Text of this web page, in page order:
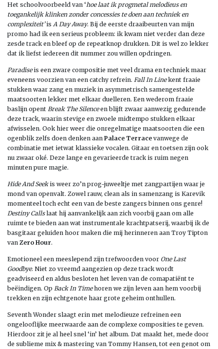
Het schoolvoorbeeld van ‘hoe laat ik progmetal melodieus en
toegankelijk klinken zonder concessies te doen aan techniek en
complexiteit’is A Day Away. Bij de eerste draaibeurten van mijn
promo had ik een serieus probleem: ik kwam niet verder dan deze
zesde track en bleef op de repeatknop drukken. Dit is wel zo lekker
dat ik liefst iedereen dit nummer zou willen opdringen.
Paradiseis een zware compositie met veel drama en techniek maar
eveneens voorzien van een catchy refrein. Fall In Linekent fraaie
stukken waar zang en muziek in asymmetrisch samengestelde
maatsoorten lekker met elkaar duelleren. Een wederom fraaie
baslijn opent Break The Silenceen blijft zwaar aanwezig gedurende
deze track, waarin stevige en zwoele midtempo stukken elkaar
afwisselen. Ook hier weer die onregelmatige maatsoorten die een
ogenblik zelfs doen denken aan Palace Terrace vanwege de
combinatie met ietwat klassieke vocalen. Gitaar en toetsen zijn ook
nu zwaar oké. Deze lange en gevarieerde track is ruim negen
minuten pure magie.
Hide And Seekis weer zo’n prog-juweeltje met zangpartijen waar je
mond van openvalt. Zowel rauw, clean als in samenzang is Karevik
momenteel toch echt een van de beste zangers binnen ons genre!
Destiny Callslaat hij aanvankelijk aan zich voorbij gaan om alle
ruimte te bieden aan wat instrumentale krachtpatserij, waarbij ik de
basgitaar geluiden hoor maken die mij herinneren aan Troy Tipton
van Zero Hour.
Emotioneel een meeslepend zijn trefwoorden voor One Last
Goodbye. Niet zo vreemd aangezien op deze track wordt
geadviseerd en aldus besloten het leven van de comapatiënt te
beëindigen. Op Back In Timehoren we zijn leven aan hem voorbij
trekken en zijn echtgenote haar grote geheim onthullen.
Seventh Wonder slaagt erin met melodieuze refreinen een
ongelooflijke meerwaarde aan de complexe composities te geven.
Hierdoor zit je al heel snel ‘in’ het album. Dat maakt het, mede door
de sublieme mix & mastering van Tommy Hansen, tot een genot om